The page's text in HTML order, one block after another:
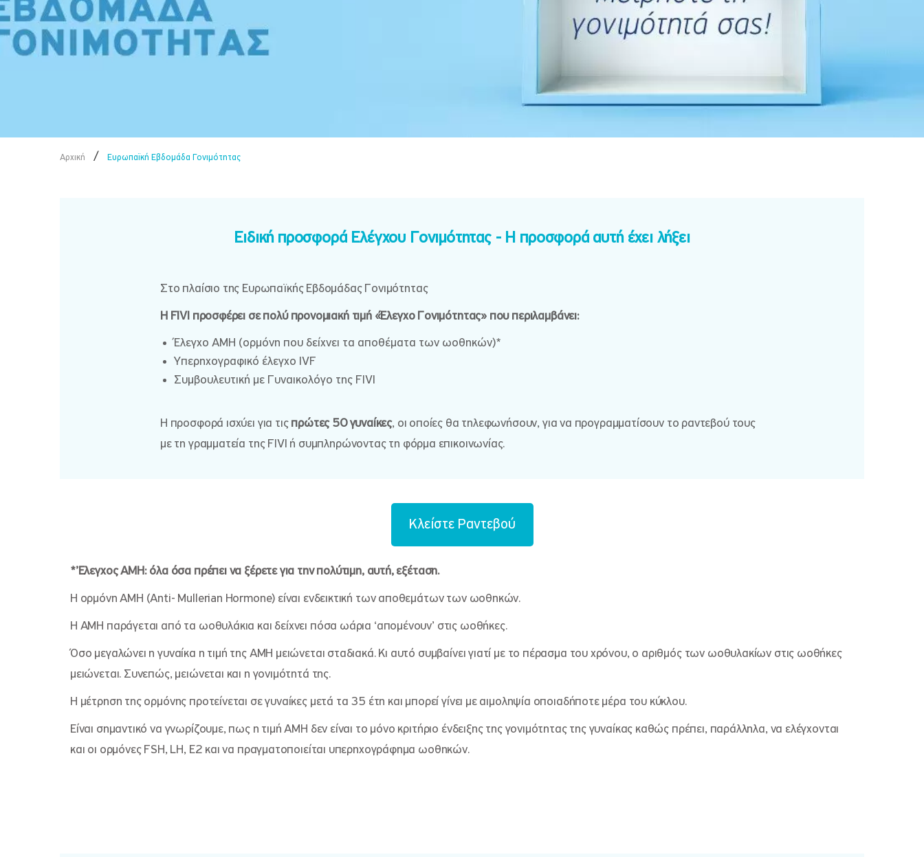
Αρχική / Ευρωπαϊκή Εβδομάδα Γονιμότητας
Ειδική προσφορά Ελέγχου Γονιμότητας - Η προσφορά αυτή έχει λήξει
Στο πλαίσιο της Ευρωπαϊκής Εβδομάδας Γονιμότητας
Η FIVI προσφέρει σε πολύ προνομιακή τιμή «Έλεγχο Γονιμότητας» που περιλαμβάνει:
Έλεγχο ΑΜΗ (ορμόνη που δείχνει τα αποθέματα των ωοθηκών)*
Υπερηχογραφικό έλεγχο IVF
Συμβουλευτική με Γυναικολόγο της FIVI
Η προσφορά ισχύει για τις πρώτες 50 γυναίκες, οι οποίες θα τηλεφωνήσουν, για να προγραμματίσουν το ραντεβού τους
με τη γραμματεία της FIVI ή συμπληρώνοντας τη φόρμα επικοινωνίας.
Κλείστε Ραντεβού
*’Ελεγχος ΑΜΗ: όλα όσα πρέπει να ξέρετε για την πολύτιμη, αυτή, εξέταση.
Η ορμόνη ΑΜΗ (Anti- Mullerian Hormone) είναι ενδεικτική των αποθεμάτων των ωοθηκών.
Η ΑΜΗ παράγεται από τα ωοθυλάκια και δείχνει πόσα ωάρια ‘απομένουν’ στις ωοθήκες.
Όσο μεγαλώνει η γυναίκα η τιμή της ΑΜΗ μειώνεται σταδιακά. Κι αυτό συμβαίνει γιατί με το πέρασμα του χρόνου, ο αριθμός των ωοθυλακίων στις ωοθήκες
μειώνεται. Συνεπώς, μειώνεται και η γονιμότητά της.
Η μέτρηση της ορμόνης προτείνεται σε γυναίκες μετά τα 35 έτη και μπορεί γίνει με αιμοληψία οποιαδήποτε μέρα του κύκλου.
Είναι σημαντικό να γνωρίζουμε, πως η τιμή ΑΜΗ δεν είναι το μόνο κριτήριο ένδειξης της γονιμότητας της γυναίκας καθώς πρέπει, παράλληλα, να ελέγχονται
και οι ορμόνες FSH, LH, E2 και να πραγματοποιείται υπερηχογράφημα ωοθηκών.